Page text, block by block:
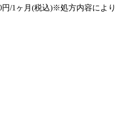
円/1ヶ月(税込)※処方内容により